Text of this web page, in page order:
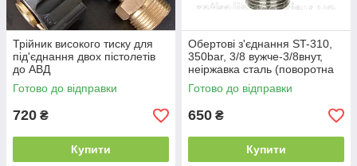
Трійник високого тиску для
під'єднання двох пістолетів
до АВД
Готово до відправки
720 ₴
Купити
Обертові з'єднання ST-310,
350bar, 3/8 вужче-3/8внут,
неіржавка сталь (поворотна
муфта)
Готово до відправки
650 ₴
Купити